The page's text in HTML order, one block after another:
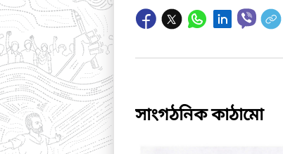
সাংগঠনিক কাঠামো